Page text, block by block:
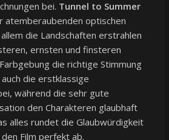
bei. Tunnel to Summer
optischen
die Landschaften erstrahlen
ernsten und finsteren
die richtige Stimmung
die erstklassige
während die sehr gute
den Charakteren glaubhaft
alles rundet die Glaubwürdigkeit
Film perfekt ab.